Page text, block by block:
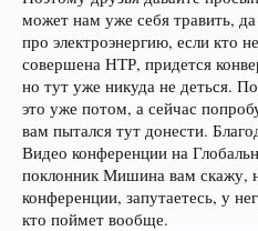
может нам уже себя травить,
про электроэнергию, если кто
совершена НТР, придется
но тут уже никуда не деться.
это уже потом, а сейчас
вам пытался тут донести.
Видео конференции на
поклонник Мишина вам скажу,
конференции, запутаетесь, у
кто поймет вообще.